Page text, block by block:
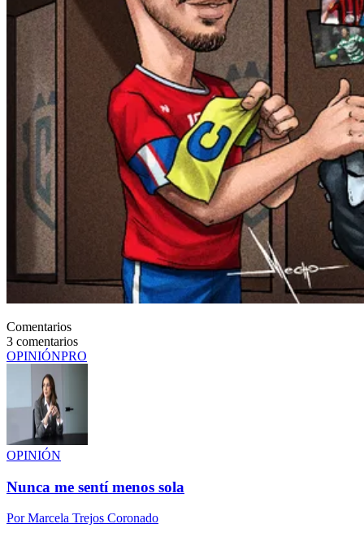
Comentarios
3 comentarios
OPINIÓNPRO
OPINIÓN
Nunca me sentí menos sola
PorMarcela Trejos Coronado